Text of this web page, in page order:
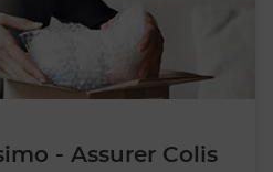
- Assurer Colis